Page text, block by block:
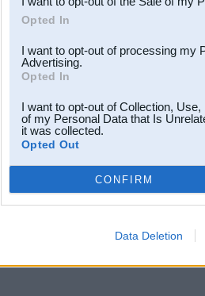
Opted In
I want to opt-out of processing my
Advertising.
Opted In
I want to opt-out of Collection,
of my Personal Data that Is
it was collected.
Opted Out
CONFIRM
Data Deletion